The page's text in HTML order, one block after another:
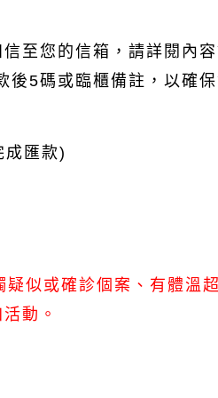
至您的信箱，請詳閱內
後5碼或臨櫃備註 ， 以確
成匯款)
似或確診個案、有體溫
動。